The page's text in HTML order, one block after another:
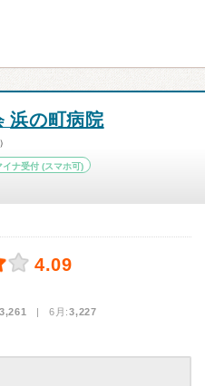
浜の町病院
イナ受付 (スマホ可)
4.09
3,261 | 6月:3,227